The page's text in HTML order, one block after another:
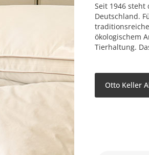
Seit 1946
Deutschland.
ökologischem
Tierhaltung.
Otto Keller